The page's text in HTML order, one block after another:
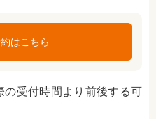
はこちら
受付時間より前後する可